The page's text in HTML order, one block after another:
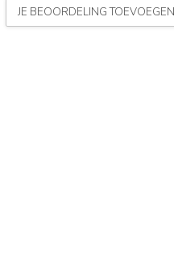
JE BEOORDELING TOEVOEGEN